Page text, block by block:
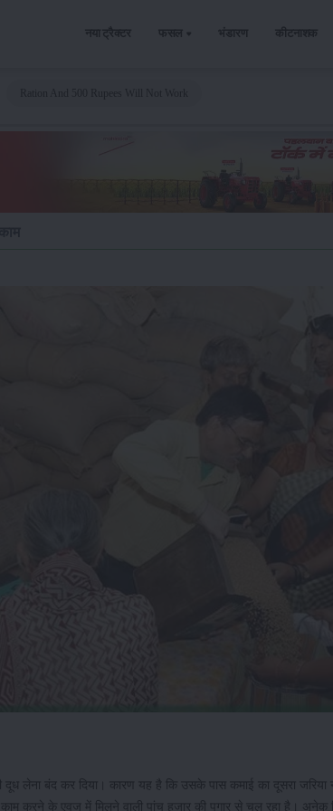
नया ट्रैक्टर फसल भंडारण कीटनाशक
दूध लेना बंद कर दिया। कारण यह है कि उसके पास कमाई का दूसरा
काम करने के एवज में मिलने वाली पांच हजार की पगार से चल रहा है।